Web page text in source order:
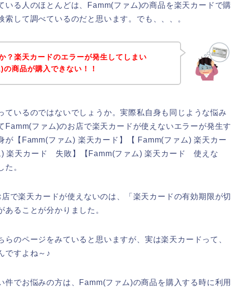
いる人のほとんどは、Famm(ファム)の商品を楽天カードで購
索して調べているのだと思います。でも、、、。
？楽天カードのエラーが発生してしまい
商品が購入できない！！
ているのではないでしょうか。実際私自身も同じような悩み
Famm(ファム)のお店で楽天カードが使えないエラーが発生す
が【Famm(ファム) 楽天カード】【 Famm(ファム) 楽天カー
楽天カード 失敗】【Famm(ファム) 楽天カード 使えな
た。
で楽天カードが使えないのは、「楽天カードの有効期限が切
ることが分かりました。
らのページをみていると思いますが、実は楽天カードって、
ですよね～♪
件でお悩みの方は、Famm(ファム)の商品を購入する時に利用